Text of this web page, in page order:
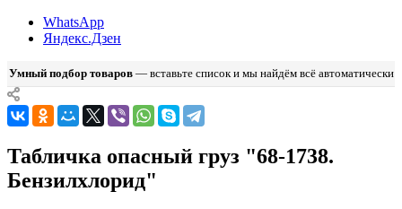
WhatsApp
Яндекс.Дзен
Умный подбор товаров— вставьте список и мы найдём всё автоматически
Табличка опасный груз "68-1738.
Бензилхлорид"